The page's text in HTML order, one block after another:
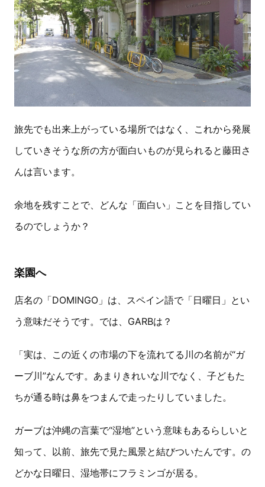
旅先でも出来上がっている場所ではなく、これから発展
していきそうな所の方が面白いものが見られると藤田さ
んは言います。
余地を残すことで、どんな「面白い」ことを目指してい
るのでしょうか？
楽園へ
店名の「DOMINGO」は、スペイン語で「日曜日」とい
う意味だそうです。では、GARBは？
「実は、この近くの市場の下を流れてる川の名前が“ガ
ーブ川”なんです。あまりきれいな川でなく、子どもた
ちが通る時は鼻をつまんで走ったりしていました。
ガーブは沖縄の言葉で“湿地”という意味もあるらしいと
知って、以前、旅先で見た風景と結びついたんです。の
どかな日曜日、湿地帯にフラミンゴが居る。